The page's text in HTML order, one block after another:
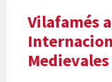
Vilafamés
Medievales